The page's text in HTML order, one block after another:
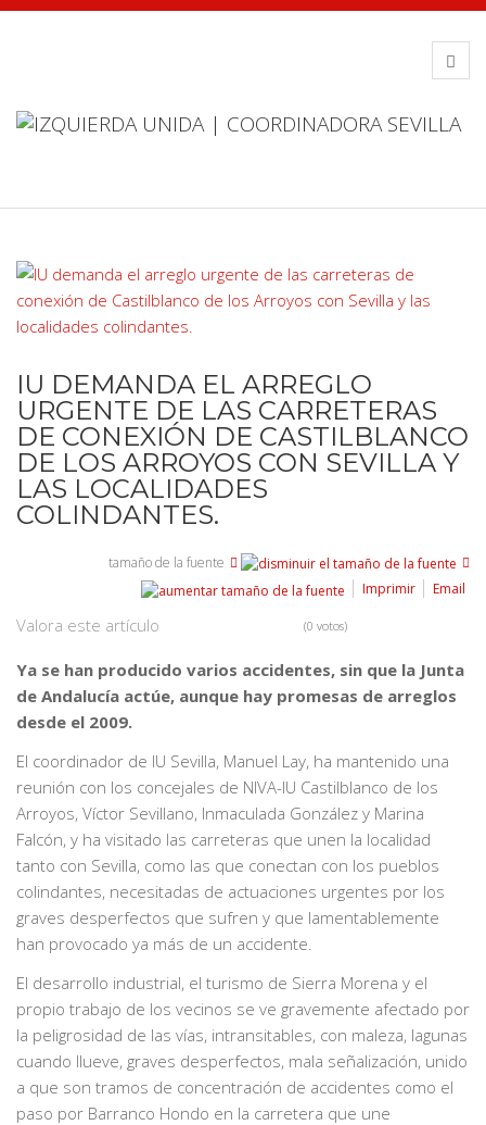
IU DEMANDA EL ARREGLO
URGENTE DE LAS CARRETERAS
DE CONEXIÓN DE CASTILBLANCO
DE LOS ARROYOS CON SEVILLA Y
LAS LOCALIDADES
COLINDANTES.
tamaño de la fuente
Imprimir
Email
Valora este artículo (0 votos)
Ya se han producido varios accidentes, sin que la Junta
de Andalucía actúe, aunque hay promesas de arreglos
desde el 2009.
El coordinador de IU Sevilla, Manuel Lay, ha mantenido una
reunión con los concejales de NIVA-IU Castilblanco de los
Arroyos, Víctor Sevillano, Inmaculada González y Marina
Falcón, y ha visitado las carreteras que unen la localidad
tanto con Sevilla, como las que conectan con los pueblos
colindantes, necesitadas de actuaciones urgentes por los
graves desperfectos que sufren y que lamentablemente
han provocado ya más de un accidente.
El desarrollo industrial, el turismo de Sierra Morena y el
propio trabajo de los vecinos se ve gravemente afectado por
la peligrosidad de las vías, intransitables, con maleza, lagunas
cuando llueve, graves desperfectos, mala señalización, unido
a que son tramos de concentración de accidentes como el
paso por Barranco Hondo en la carretera que une